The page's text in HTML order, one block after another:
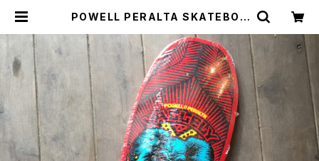
POWELL PERALTA SKATEBOA
ド VALLELY ELEPHANT バレリ
ー エレファント マイクバレリー
スケボーデッキ | CCCSURFSK8
SHOP